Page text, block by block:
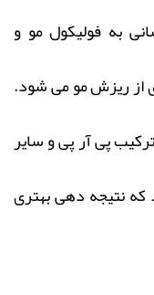
به فولیکول مو و
از ریزش مو می شود.
پی آر پی و سایر
نتیجه دهی بهتری